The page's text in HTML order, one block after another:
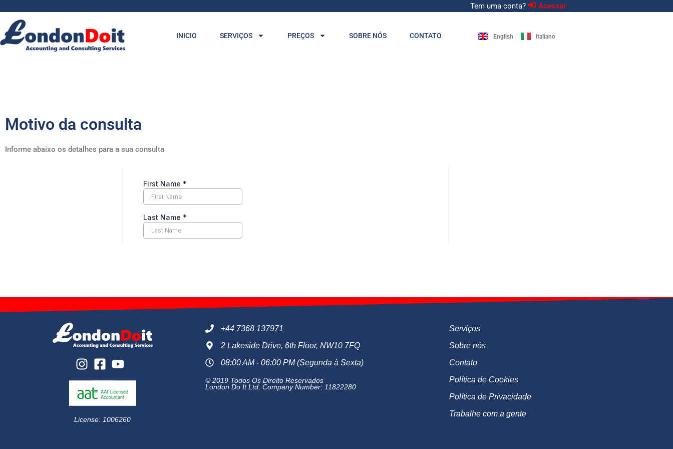
conteúdo
Tem uma conta? Acessar
INICIO SERVIÇOS PREÇOS SOBRE NÓS CONTATO English Italiano
Motivo da consulta
Informe abaixo os detalhes para a sua consulta
License: 1006260
+44 7368 137971
2 Lakeside Drive, 6th Floor, NW10 7FQ
08:00 AM - 06:00 PM (Segunda à Sexta)
© 2019 Todos Os Direito Reservados
London Do It Ltd, Company Number: 11822280
Serviços
Sobre nós
Contato
Política de Cookies
Política de Privacidade
Trabalhe com a gente